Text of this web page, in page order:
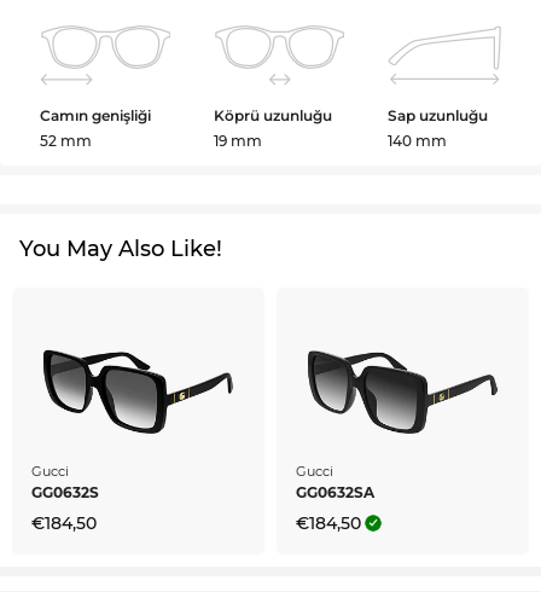
Camın genişliği
52 mm
Köprü uzunluğu
19 mm
Sap uzunluğu
140 mm
You May Also Like!
Gucci
GG0632S
€184,50
Gucci
GG0632SA
€184,50